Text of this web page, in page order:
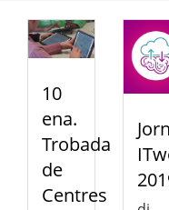
10
ena.
Trobada
de
Centres